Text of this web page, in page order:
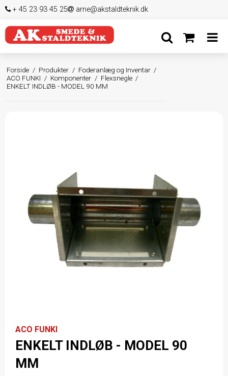
+ 45 23 93 45 25 arne@akstaldteknik.dk
Forside / Produkter / Foderanlæg og Inventar /
ACO FUNKI / Komponenter / Flexsnegle /
ENKELT INDLØB - MODEL 90 MM
ACO FUNKI
ENKELT INDLØB - MODEL 90
MM